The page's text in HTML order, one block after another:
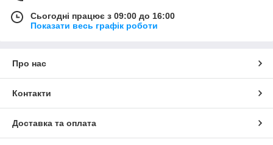
Сьогодні працює з 09:00 до 16:00
Показати весь графік роботи
Про нас
Контакти
Доставка та оплата